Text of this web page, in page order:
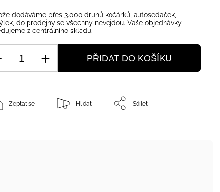
dodáváme přes 3.000 druhů kočárků, autosedaček,
do prodejny se všechny nevejdou. Vaše objednávky
z centrálního skladu.
PŘIDAT DO KOŠÍKU
Zeptat se Hlídat Sdílet